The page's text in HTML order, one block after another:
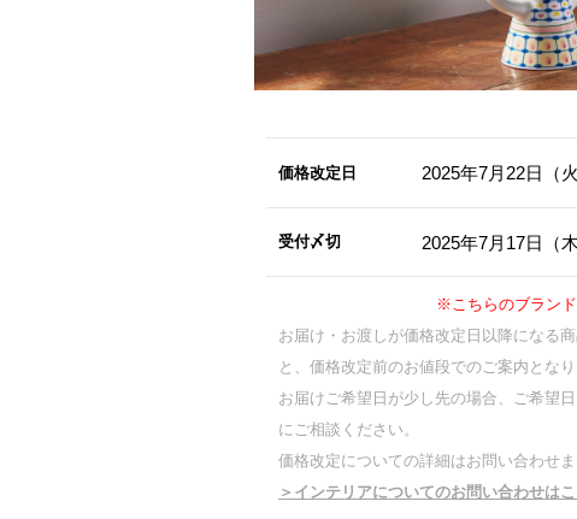
価格改定日 2025年7月22日（火
受付〆切 2025年7月17日（
※こちらのブラン
お届け・お渡しが価格改定日以降になる
と、価格改定前のお値段でのご案内となり
お届けご希望日が少し先の場合、ご希望
にご相談ください。
価格改定についての詳細はお問い合わせ
＞ インテリアについてのお問い合わせは